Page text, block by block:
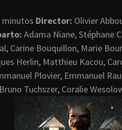
minutos Director: Olivier
Adama Niane, Stéphane
Carine Bouquillon, Marie
Herlin, Matthieu Kacou,
Plovier, Emmanuel
Tuchszer, Coralie